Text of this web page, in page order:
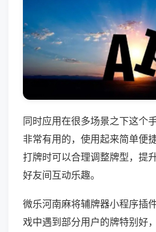
同时应用在很多场景之下这个
非常有用的，使用起来简单便
打牌时可以合理调整牌型，提
好友间互动乐趣。
微乐河南麻将辅牌器小程序插
戏中遇到部分用户的牌特别好